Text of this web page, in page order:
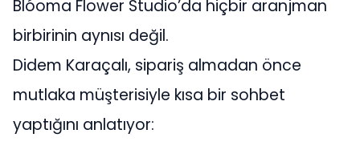
Blóoma Flower Studio’da hiçbir aranjman
birbirinin aynısı değil.
Didem Karaçalı, sipariş almadan önce
mutlaka müşterisiyle kısa bir sohbet
yaptığını anlatıyor: